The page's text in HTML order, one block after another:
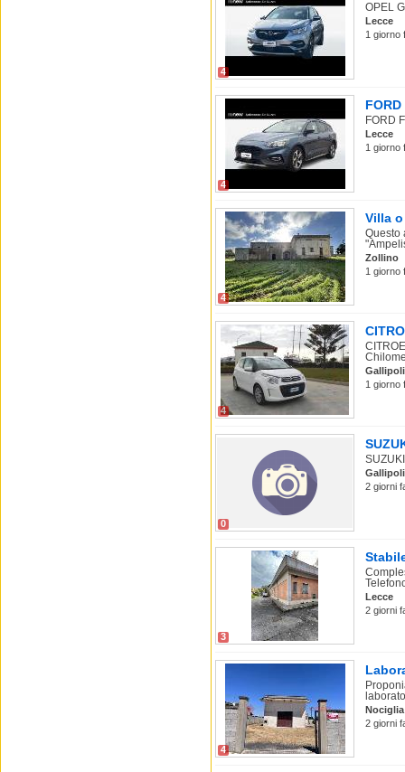
4
OPEL
Lecce
1 giorno
4
FORD
Lecce
1 giorno
4
Villa
Questo
Zollino
1 giorno
4
Gallipoli
1 giorno
0
Gallipoli
2 giorni
3
Lecce
2 giorni
4
Nociglia
2 giorni